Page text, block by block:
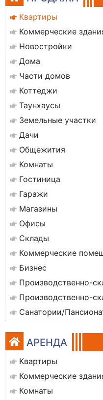
Квартиры
Коммерческие
Новостройки
Дома
Части домов
Коттеджи
Таунхаусы
Земельные участки
Дачи
Общежития
Комнаты
Гостиница
Гаражи
Магазины
Офисы
Склады
Коммерческие
Бизнес
Производственно-
Производственно-
Санатории/
АРЕНДА
Квартиры
Коммерческие
Комнаты